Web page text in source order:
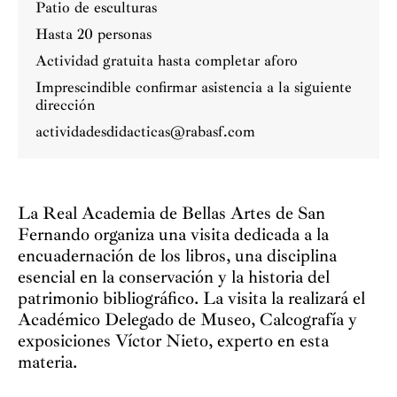
Patio de esculturas
Hasta 20 personas
Actividad gratuita hasta completar aforo
Imprescindible confirmar asistencia a la siguiente
dirección
actividadesdidacticas@rabasf.com
La Real Academia de Bellas Artes de San
Fernando organiza una visita dedicada a la
encuadernación de los libros, una disciplina
esencial en la conservación y la historia del
patrimonio bibliográfico. La visita la realizará el
Académico Delegado de Museo, Calcografía y
exposiciones Víctor Nieto, experto en esta
materia.